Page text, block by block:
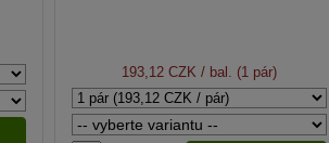
193,12 CZK / bal. (1 pár)